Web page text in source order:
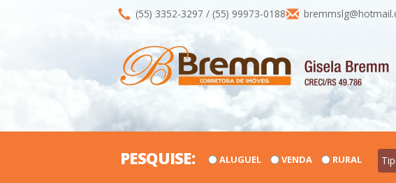
(55) 3352-3297 / (55) 99973-0188
PESQUISE: ALUGUEL VENDA RURAL